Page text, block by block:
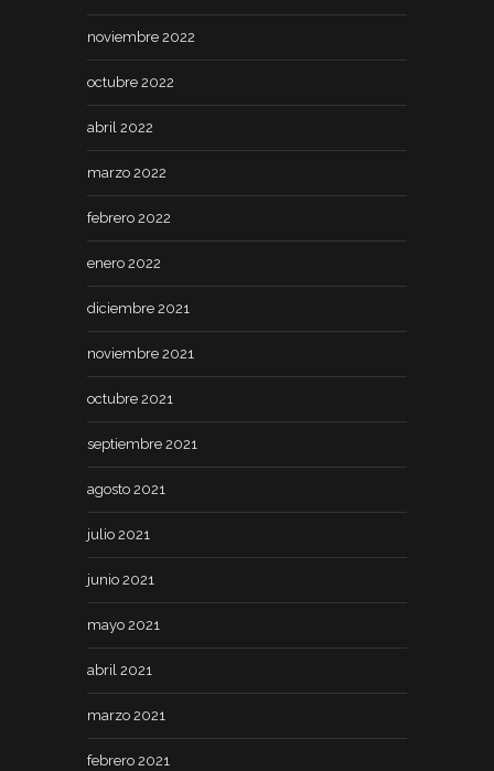
noviembre 2022
octubre 2022
abril 2022
marzo 2022
febrero 2022
enero 2022
diciembre 2021
noviembre 2021
octubre 2021
septiembre 2021
agosto 2021
julio 2021
junio 2021
mayo 2021
abril 2021
marzo 2021
febrero 2021